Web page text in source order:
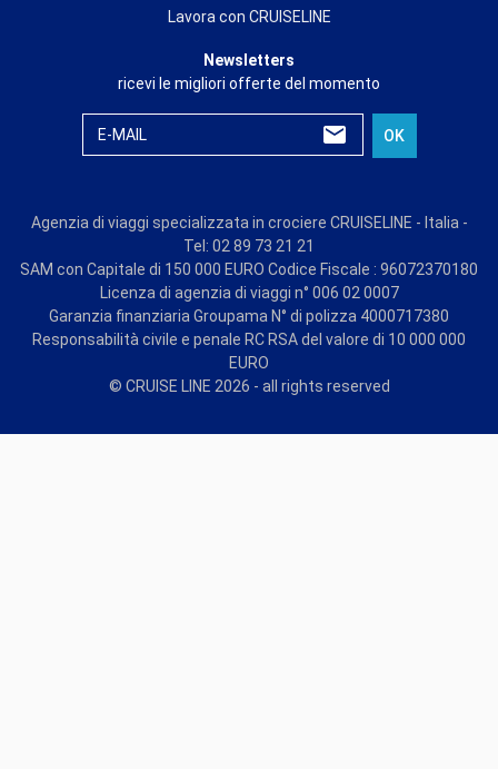
Lavora con CRUISELINE
Newsletters
ricevi le migliori offerte del momento
E-MAIL OK
Agenzia di viaggi specializzata in crociere CRUISELINE - Italia -
Tel: 02 89 73 21 21
SAM con Capitale di 150 000 EURO Codice Fiscale : 96072370180
Licenza di agenzia di viaggi n° 006 02 0007
Garanzia finanziaria Groupama N° di polizza 4000717380
Responsabilità civile e penale RC RSA del valore di 10 000 000
EURO
© CRUISE LINE 2026 - all rights reserved